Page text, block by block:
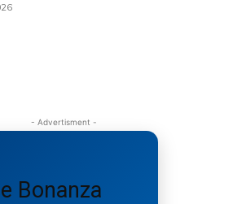
- Advertisment -
Bonanza